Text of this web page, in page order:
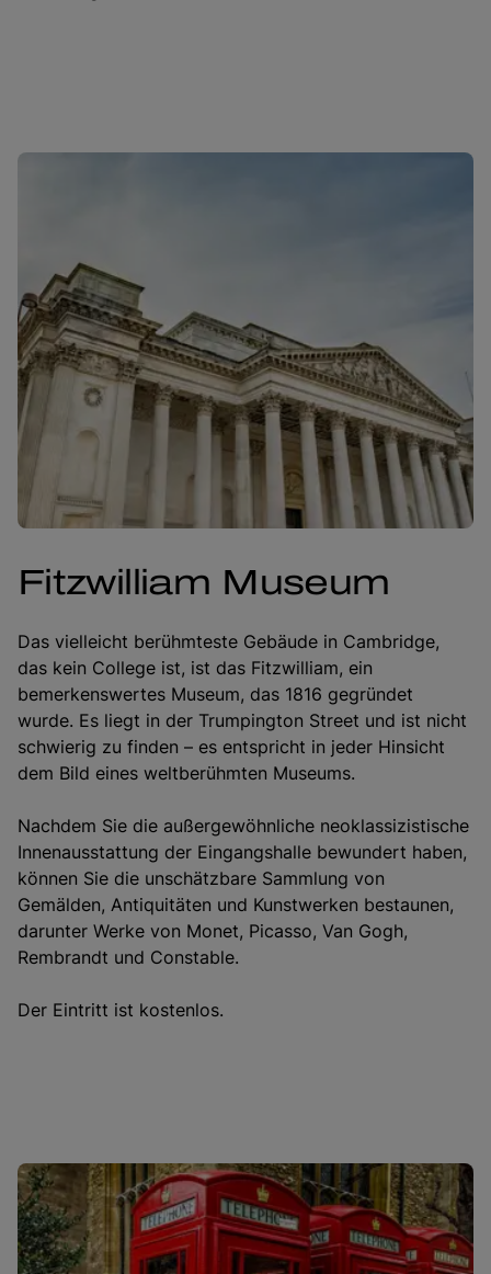
Fitzwilliam Museum
Das vielleicht berühmteste Gebäude in Cambridge,
das kein College ist, ist das Fitzwilliam, ein
bemerkenswertes Museum, das 1816 gegründet
wurde. Es liegt in der Trumpington Street und ist nicht
schwierig zu finden – es entspricht in jeder Hinsicht
dem Bild eines weltberühmten Museums.
Nachdem Sie die außergewöhnliche neoklassizistische
Innenausstattung der Eingangshalle bewundert haben,
können Sie die unschätzbare Sammlung von
Gemälden, Antiquitäten und Kunstwerken bestaunen,
darunter Werke von Monet, Picasso, Van Gogh,
Rembrandt und Constable.
Der Eintritt ist kostenlos.